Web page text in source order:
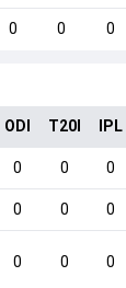
0 0 0
ODI T20I IPL
0 0 0
0 0 0
0 0 0